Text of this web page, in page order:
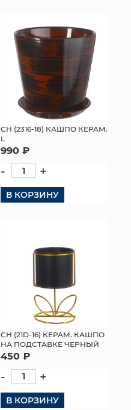
СН (2316-18) КАШПО КЕРАМ.
L
990 ₽
- +
В КОРЗИНУ
СН (21D-16) КЕРАМ. КАШПО
НА ПОДСТАВКЕ ЧЕРНЫЙ
450 ₽
- +
В КОРЗИНУ